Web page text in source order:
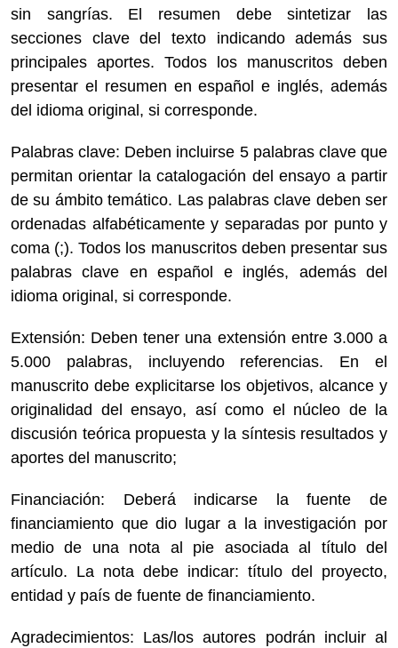
sin sangrías. El resumen debe sintetizar las
secciones clave del texto indicando además sus
principales aportes. Todos los manuscritos deben
presentar el resumen en español e inglés, además
del idioma original, si corresponde.
Palabras clave: Deben incluirse 5 palabras clave que
permitan orientar la catalogación del ensayo a partir
de su ámbito temático. Las palabras clave deben ser
ordenadas alfabéticamente y separadas por punto y
coma (;). Todos los manuscritos deben presentar sus
palabras clave en español e inglés, además del
idioma original, si corresponde.
Extensión: Deben tener una extensión entre 3.000 a
5.000 palabras, incluyendo referencias. En el
manuscrito debe explicitarse los objetivos, alcance y
originalidad del ensayo, así como el núcleo de la
discusión teórica propuesta y la síntesis resultados y
aportes del manuscrito;
Financiación: Deberá indicarse la fuente de
financiamiento que dio lugar a la investigación por
medio de una nota al pie asociada al título del
artículo. La nota debe indicar: título del proyecto,
entidad y país de fuente de financiamiento.
Agradecimientos: Las/los autores podrán incluir al